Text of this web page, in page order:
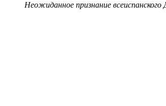
Неожиданное признание всеиспанского